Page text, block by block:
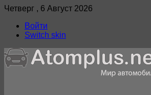
Четверг , 6 Август 2026
Войти
Switch skin